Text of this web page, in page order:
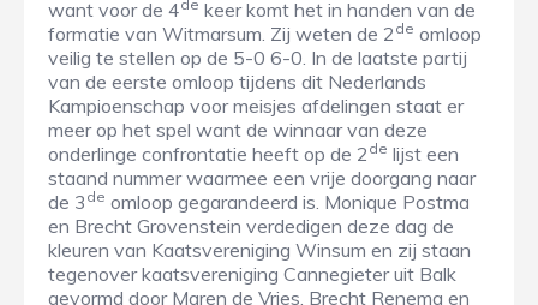
want voor de 4de keer komt het in handen van de
formatie van Witmarsum. Zij weten de 2 de omloop
veilig te stellen op de 5-0 6-0. In de laatste partij
van de eerste omloop tijdens dit Nederlands
Kampioenschap voor meisjes afdelingen staat er
meer op het spel want de winnaar van deze
onderlinge confrontatie heeft op de 2 de lijst een
staand nummer waarmee een vrije doorgang naar
de 3 de omloop gegarandeerd is. Monique Postma
en Brecht Grovenstein verdedigen deze dag de
kleuren van Kaatsvereniging Winsum en zij staan
tegenover kaatsvereniging Cannegieter uit Balk
gevormd door Maren de Vries, Brecht Renema en